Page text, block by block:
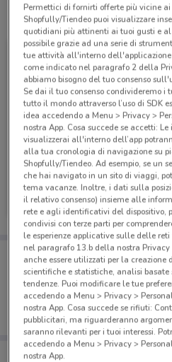
Tutte le promozioni di
MSC Crociere
Scade il 22/09
Porta DoveConviene
Puoi trovare le migliori
salvarle e creare la tua
dal tuo cellulare.
Permettici di fornirti offerte più vicine
Shopfully/Tiendeo puoi visualizzare
quotidiani più attinenti ai tuoi gusti e
possibile grazie ad una serie di
tue attività all'interno
come indicato nel paragrafo 2 della
abbiamo bisogno del tuo consenso
Se dai il tuo consenso condivideremo i
tutto il mondo attraverso l’uso di SDK
idea accedendo a Menu > Privacy >
nostra App. Cosa succede se accetti:
visualizzerai all'interno dell’app
alla tua cronologia di navigazione su
Shopfully/Tiendeo. Ad esempio, se un
che hai navigato in un sito di viaggi,
tema vacanze. Inoltre, i dati sulla
il relativo consenso) insieme alle
rete e agli identificativi del dispositivo,
condivisi con terze parti per
le esperienze applicative sulle delle
nel paragrafo 13.b della nostra
anche essere utilizzati per la creazione
scientifiche e statistiche, analisi
tendenze. Puoi modificare le tue
accedendo a Menu > Privacy >
nostra App. Cosa succede se rifiuti:
pubblicitari, ma riguarderanno
saranno rilevanti per i tuoi interessi.
accedendo a Menu > Privacy >
nostra App.